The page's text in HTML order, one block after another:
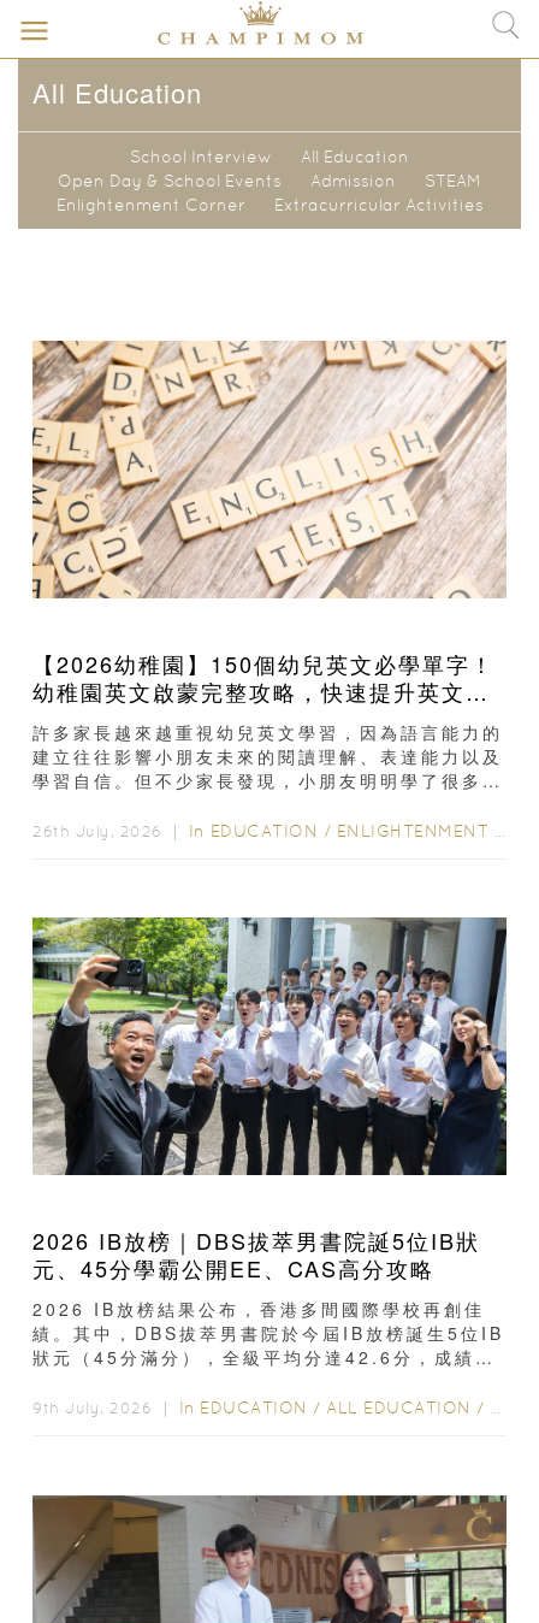
All Education
School Interview
All Education
Open Day & School Events
Admission
STEAM
Enlightenment Corner
Extracurricular Activities
【2026幼稚園】150個幼兒英文必學單字！
幼稚園英文啟蒙完整攻略，快速提升英文閱
讀能力
許多家長越來越重視幼兒英文學習，因為語言能力的
建立往往影響小朋友未來的閱讀理解、表達能力以及
學習自信。但不少家長發現，小朋友明明學了很多英
住...
26th July, 2026 ｜ In EDUCATION / ENLIGHTENMENT CORNER
2026 IB放榜｜DBS拔萃男書院誕5位IB狀
元、45分學霸公開EE、CAS高分攻略
2026 IB放榜結果公布，香港多間國際學校再創佳
績。其中，DBS拔萃男書院於今屆IB放榜誕生5位IB
狀元（45分滿分），全級平均分達42.6分，成績再
9th July, 2026 ｜ In EDUCATION / ALL EDUCATION /